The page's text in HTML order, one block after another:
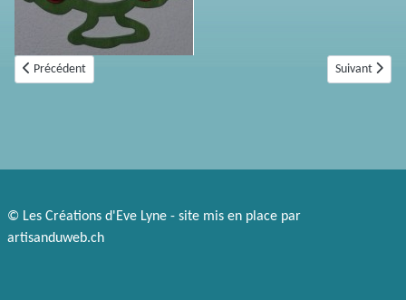
Article précédent : Sapin étoilé 120
Précédent Article
Suivant
© Les Créations d'Eve Lyne - site mis en place par
artisanduweb.ch